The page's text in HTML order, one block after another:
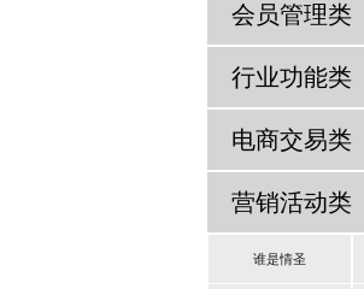
会员管理类
行业功能类
电商交易类
营销活动类
谁是情圣